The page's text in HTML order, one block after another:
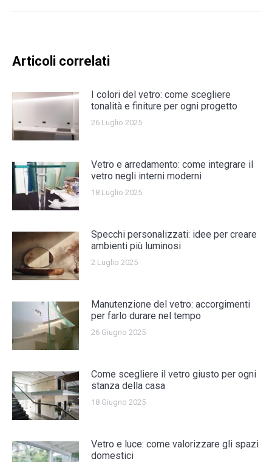
Articoli correlati
I colori del vetro: come scegliere
tonalità e finiture per ogni progetto
26 Luglio 2025
Vetro e arredamento: come integrare il
vetro negli interni moderni
18 Luglio 2025
Specchi personalizzati: idee per creare
ambienti più luminosi
2 Luglio 2025
Manutenzione del vetro: accorgimenti
per farlo durare nel tempo
26 Giugno 2025
Come scegliere il vetro giusto per ogni
stanza della casa
18 Giugno 2025
Vetro e luce: come valorizzare gli spazi
domestici